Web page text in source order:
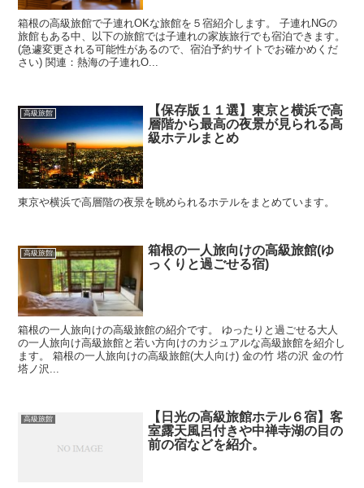
箱根の高級旅館で子連れOKな旅館を５宿紹介します。 子連れNGの
旅館もある中、以下の旅館では子連れの家族旅行でも宿泊できます。
(急遽変更される可能性があるので、宿泊予約サイトでお確かめくだ
さい) 関連：熱海の子連れO...
高級旅館
【保存版１１選】東京と横浜で高
層階から最高の夜景が見られる高
級ホテルまとめ
東京や横浜で高層階の夜景を眺められるホテルをまとめています。
高級旅館
箱根の一人旅向けの高級旅館(ゆ
っくりと過ごせる宿)
箱根の一人旅向けの高級旅館の紹介です。 ゆったりと過ごせる大人
の一人旅向け高級旅館と若い方向けのカジュアルな高級旅館を紹介し
ます。 箱根の一人旅向けの高級旅館(大人向け) 金の竹 塔の沢 金の竹
塔ノ沢...
高級旅館
【日光の高級旅館ホテル６宿】客
室露天風呂付きや中禅寺湖の目の
前の宿などを紹介。